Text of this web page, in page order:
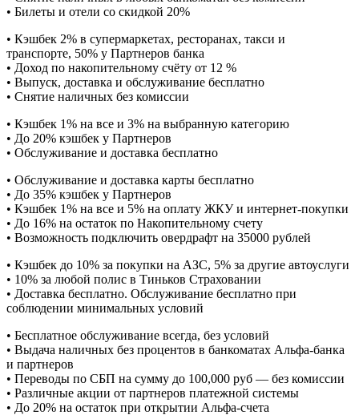
• Билеты и отели со скидкой 20%
• Кэшбек 2% в супермаркетах, ресторанах, такси и
транспорте, 50% у Партнеров банка
• Доход по накопительному счёту от 12 %
• Выпуск, доставка и обслуживание бесплатно
• Снятие наличных без комиссии
• Кэшбек 1% на все и 3% на выбранную категорию
• До 20% кэшбек у Партнеров
• Обслуживание и доставка бесплатно
• Обслуживание и доставка карты бесплатно
• До 35% кэшбек у Партнеров
• Кэшбек 1% на все и 5% на оплату ЖКУ и интернет-покупки
• До 16% на остаток по Накопительному счету
• Возможность подключить овердрафт на 35000 рублей
• Кэшбек до 10% за покупки на АЗС, 5% за другие автоуслуги
• 10% за любой полис в Тиньков Страховании
• Доставка бесплатно. Обслуживание бесплатно при
соблюдении минимальных условий
• Бесплатное обслуживание всегда, без условий
• Выдача наличных без процентов в банкоматах Альфа-банка
и партнеров
• Переводы по СБП на сумму до 100,000 руб — без комиссии
• Различные акции от партнеров платежной системы
• До 20% на остаток при открытии Альфа-счета